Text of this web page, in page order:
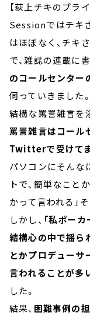
【荻上チキのプラ
Sessionではチキ
はほぼなく、チキ
で、雑誌の連載に
のコールセンター
伺っていきました。
結構な罵詈雑言を
罵詈雑言はコール
Twitterで受けてま
パソコンにそんな
トで、簡単なこと
かって言われる」そ
しかし、 「私ポー
結構心の中で揺ら
とかプロデューサ
言われることが多
した。
結果、 困難事例の